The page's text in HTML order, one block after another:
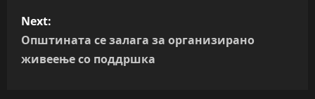
t
n
Next:
Општината се залага за организирано
живеење со поддршка